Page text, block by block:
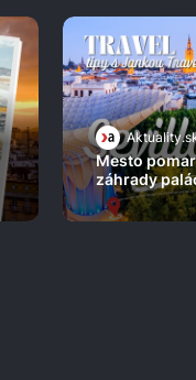
Mesto
záhrady
ulíc